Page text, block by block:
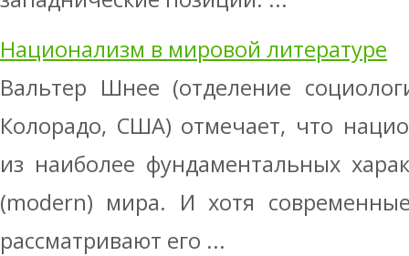
Национализм в мировой литературе
Вальтер Шнее (отделение
Колорадо, США) отмечает, что
из наиболее фундаментальных
(modern) мира. И хотя
рассматривают его ...